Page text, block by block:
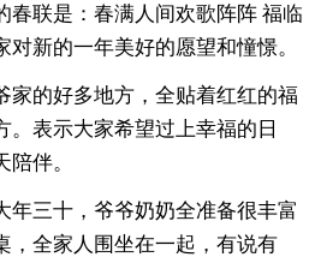
春联是：春满人间欢歌阵阵 福临
新的一年美好的愿望和憧憬。
家的好多地方，全贴着红红的福
。表示大家希望过上幸福的日
伴。
年三十，爷爷奶奶全准备很丰富
，全家人围坐在一起，有说有